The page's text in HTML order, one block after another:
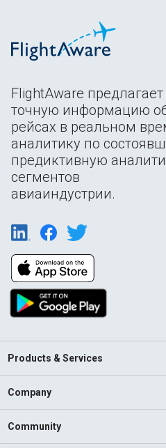
FlightAware
точную информацию
рейсах в реальном
аналитику по
предиктивную
сегментов
авиаиндустрии.
Products & Services
Company
Community